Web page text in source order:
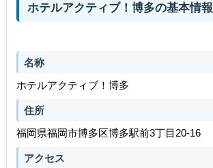
ホテルアクティブ！博多の基本情報
名称
ホテルアクティブ！博多
住所
福岡県福岡市博多区博多駅前3丁目20-16
アクセス